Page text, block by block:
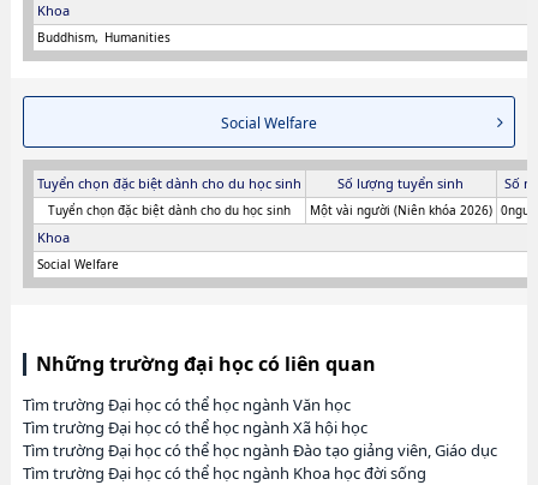
Khoa
Buddhism Humanities
Social Welfare
Tuyển chọn đặc biệt dành cho du học sinh Số lượng tuyển sinh Số
Tuyển chọn đặc biệt dành cho du học sinh Một vài người (Niên khóa 2026)
Khoa
Social Welfare
Những trường đại học có liên quan
Tìm trường Đại học có thể học ngành Văn học
Tìm trường Đại học có thể học ngành Xã hội học
Tìm trường Đại học có thể học ngành Đào tạo giảng viên, Giáo dục
Tìm trường Đại học có thể học ngành Khoa học đời sống